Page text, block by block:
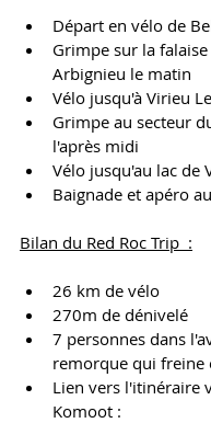
Départ en vélo de
Grimpe sur la
Arbignieu le matin
Vélo jusqu'à Virieu
Grimpe au secteur
l'après midi
Vélo jusqu'au lac de
Baignade et apéro
Bilan du Red Roc Trip  :
26 km de vélo
270m de dénivelé
7 personnes dans
remorque qui freine
Lien vers l'itinéraire
Komoot :